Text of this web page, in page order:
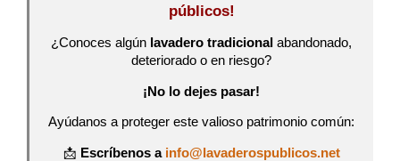
públicos!
¿Conoces algún lavadero tradicional abandonado,
deteriorado o en riesgo?
¡No lo dejes pasar!
Ayúdanos a proteger este valioso patrimonio común:
📩 Escríbenos a info@lavaderospublicos.net